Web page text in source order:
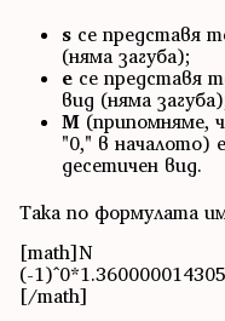
s се представя
(няма загуба);
e се представя
вид (няма
M (припомняме,
"0," в началото)
десетичен вид.
Така по формулата
(-
[/math]